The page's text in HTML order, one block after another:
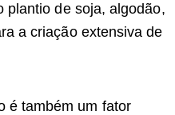
plantio de soja, algodão,
a criação extensiva de
é também um fator